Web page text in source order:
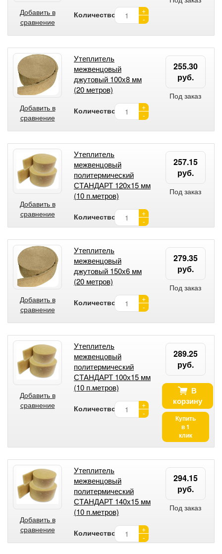
Добавить в
сравнение
Количество:
+
-
Добавить в
сравнение
Утеплитель
межвенцовый
джутовый 100х8 мм
(20 метров)
Количество:
+
-
255.30
руб.
Под заказ
Добавить в
сравнение
Утеплитель
межвенцовый
политермический
СТАНДАРТ 120х15 мм
(10 п.метров)
Количество:
+
-
257.15
руб.
Под заказ
Добавить в
сравнение
Утеплитель
межвенцовый
джутовый 150х6 мм
(20 метров)
Количество:
+
-
279.35
руб.
Под заказ
Добавить в
сравнение
Утеплитель
межвенцовый
политермический
СТАНДАРТ 100х15 мм
(10 п.метров)
Количество:
+
-
289.25
руб.
В
корзину
Купить
в 1
клик
Добавить в
сравнение
Утеплитель
межвенцовый
политермический
СТАНДАРТ 140х15 мм
(10 п.метров)
Количество:
+
-
294.15
руб.
Под заказ